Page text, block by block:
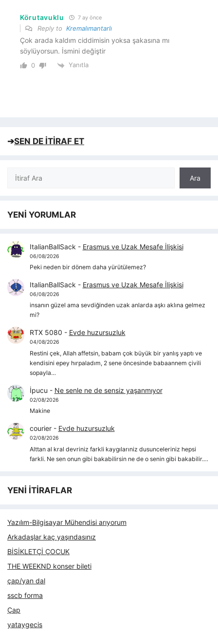
Körutavuklu 7 ay önce
Reply to Kremalımantarlı
Çok arada kaldım ciddimisin yoksa şakasına mı
söylüyorsun. İsmini değiştir
0 Yanıtla
➔SEN DE İTİRAF ET
Ara
Ara
YENİ YORUMLAR
ItalianBallSack - Erasmus ve Uzak Mesafe İlişkisi
06/08/2026
Peki neden bir dönem daha yürütülemez?
ItalianBallSack - Erasmus ve Uzak Mesafe İlişkisi
06/08/2026
insanın güzel ama sevdiğinden uzak anlarda aşkı aklına gelmez
mi?
RTX 5080 - Evde huzursuzluk
04/08/2026
Restini çek, Allah affetsin, babam çok büyük bir yanlış yaptı ve
kendisini epey hırpaladım, 2 sene öncesinde babaannem çivili
sopayla…
İpucu - Ne senle ne de sensiz yaşanmıyor
02/08/2026
Makine
courier- Evde huzursuzluk
02/08/2026
Alttan al kral devriniz farkli kaygılarıniz dusunceleriniz hepsi
farkli. Ne sen onun gibi bakabilirsin ne de o senin gibi bakabilir.…
YENİ İTİRAFLAR
Yazılım-Bilgisayar Mühendisi arıyorum
Arkadaşlar kaç yaşındasınız
BİSİKLETÇİ ÇOCUK
THE WEEKND konser bileti
çap/yan dal
sscb forma
Çap
yataygecis